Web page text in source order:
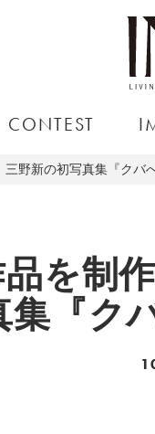
CONTEST
野新の初写真集『クバ
を制
集『ク